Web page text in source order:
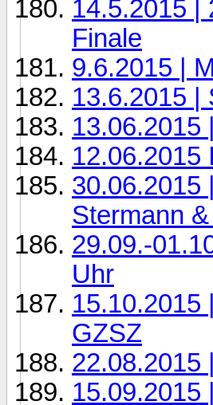
14.5.2015 |
Finale
9.6.2015 |
13.6.2015 |
13.06.2015
12.06.2015
30.06.2015
Stermann
29.09.-
Uhr
15.10.2015
GZSZ
22.08.2015
15.09.2015